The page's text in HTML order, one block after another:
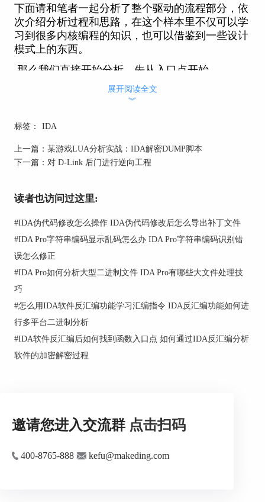
下面请和笔者一起分析了整个驱动的流程部分，依
次介绍分析过程和思路，在这个样本里不仅可以学
习到很多内核编程的知识，也可以借鉴到一些设计
模式上的东西。
那么我们直接开始分析，先从入口点开始。
首先，一般在DriverMain中驱动主要会做几件事：
①初始化系统版本偏移
③设置通讯函数
⑤创建进程通知
展开阅读全文
︾
标签： IDA
上一篇： 某游戏LUA分析实战：IDA解密DUMP脚本
下一篇： 对 D-Link 后门进行逆向工程
读者也访问过这里:
#IDA伪代码修改怎么操作 IDA伪代码修改后怎么导出补丁文件
#IDA Pro字符串编码显示乱码怎么办 IDA Pro字符串编码识别错
误怎么修正
#IDA Pro如何分析大型二进制文件 IDA Pro有哪些大文件处理技
巧
#怎么用IDA软件反汇编功能学习汇编指令 IDA反汇编功能如何进
行多平台二进制分析
#IDA软件反汇编后如何找到函数入口点 如何通过IDA反汇编分析
软件的加密解密过程
邀请您进入交流群 点击扫码
400-8765-888 kefu@makeding.com